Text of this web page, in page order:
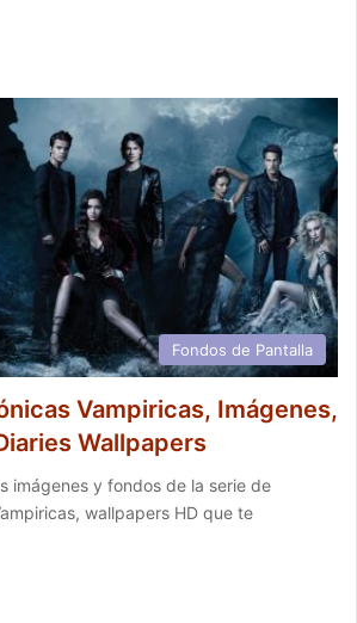
Fondos de Pantalla
Vampiricas, Imágenes,
Wallpapers
imágenes y fondos de la serie de
wallpapers HD que te